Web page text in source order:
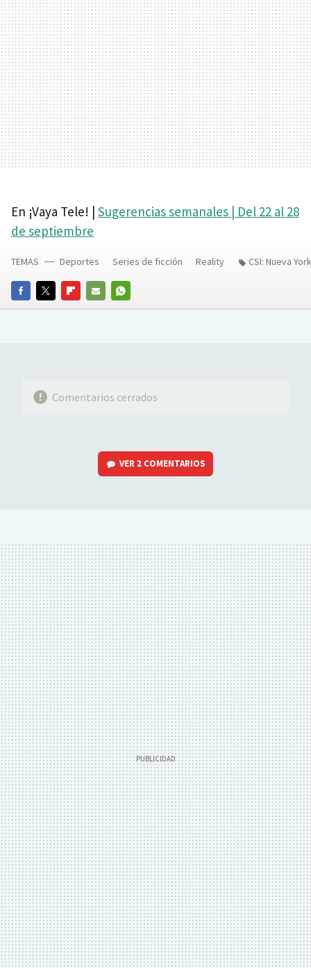
En ¡Vaya Tele! | Sugerencias semanales | Del 22 al 28
de septiembre
FACEBOOKTWITTERFLIPBOARD
E-
WHATSAPP
TEMAS Deportes Series de ficción Reality CSI: Nueva York
Comentarios cerrados
VER 2 COMENTARIOS